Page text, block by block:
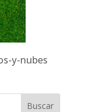
y-nubes